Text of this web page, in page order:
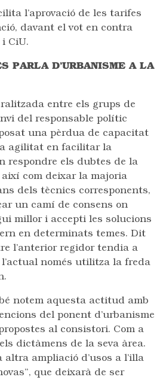
l’aprovació de les tarifes
davant el vot en contra
i CiU.
PARLA D’URBANISME A LA
entre els grups de
del responsable polític
una pèrdua de capacitat
agilitat en facilitar la
respondre els dubtes de la
com deixar la majoria
dels tècnics corresponents,
un camí de consens on
millor i accepti les solucions
en determinats temes. Dit
l’anterior regidor tendia a
l’actual només utilitza la freda
notem aquesta actitud amb
del ponent d’urbanisme
al consistori. Com a
dictàmens de la seva àrea.
ampliació d’usos a l’illa
que deixarà de ser